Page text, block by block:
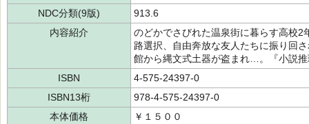
NDC分類(9版)
913.6
内容紹介
のどかでさびれた温泉街に暮らす高校
路選択、自由奔放な友人たちに振り回
館から縄文式土器が盗まれ…。『小説
ISBN
4-575-24397-0
ISBN13桁
978-4-575-24397-0
本体価格
￥１５００